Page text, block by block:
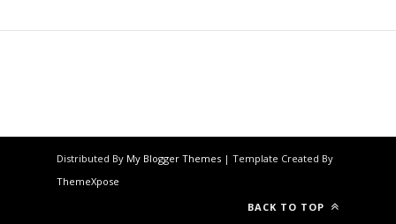
Distributed By My Blogger Themes | Template Created By
ThemeXpose
BACK TO TOP